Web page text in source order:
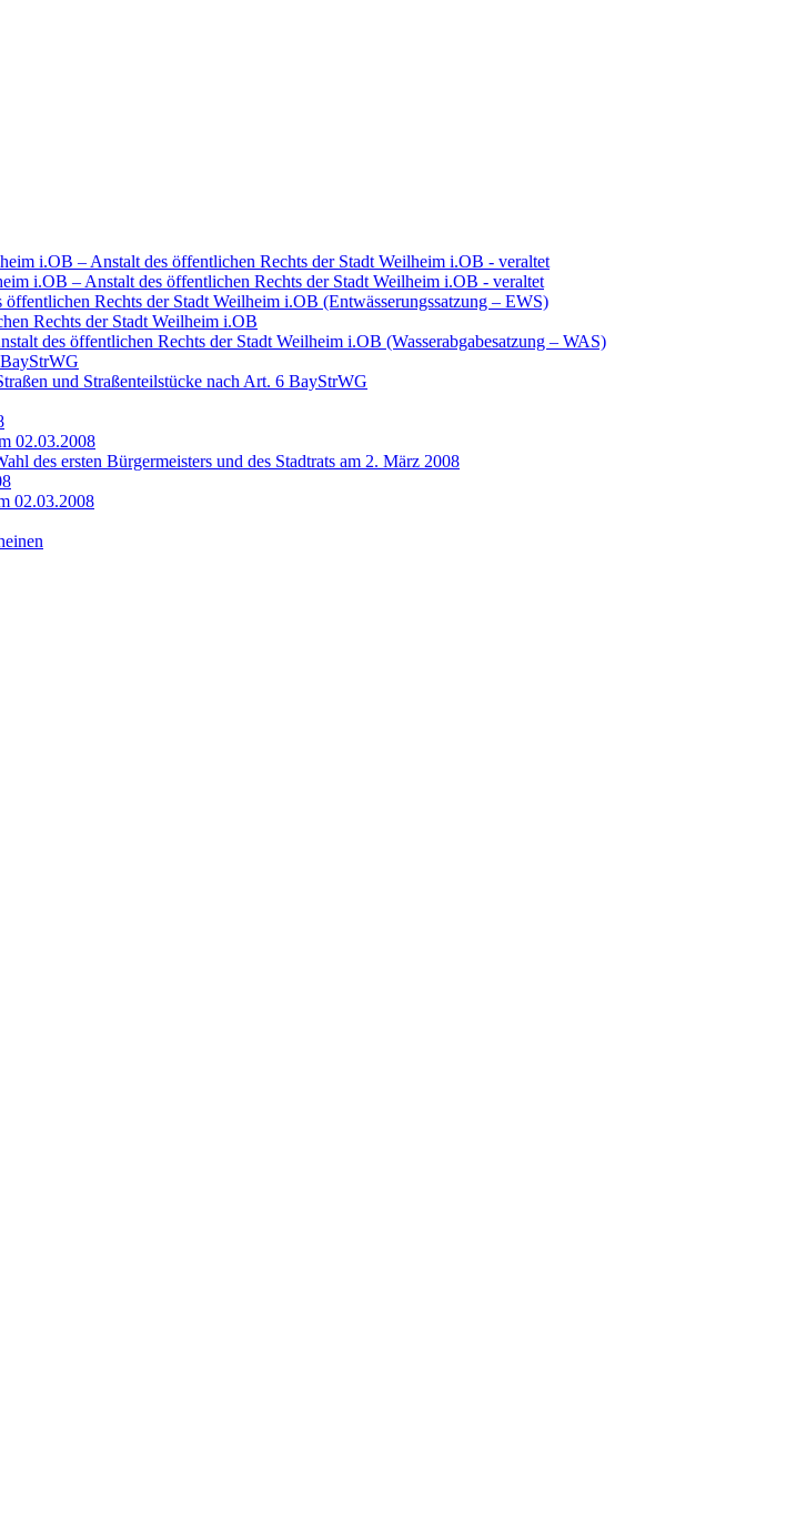
i.OB – Anstalt des öffentlichen Rechts der Stadt Weilheim i.OB - veraltet
i.OB – Anstalt des öffentlichen Rechts der Stadt Weilheim i.OB - veraltet
Rechts der Stadt Weilheim i.OB (Entwässerungssatzung – EWS)
Rechts der Stadt Weilheim i.OB
des öffentlichen Rechts der Stadt Weilheim i.OB (Wasserabgabesatzung – WAS)
und Straßenteilstücke nach Art. 6 BayStrWG
02.03.2008
des ersten Bürgermeisters und des Stadtrats am 2. März 2008
02.03.2008